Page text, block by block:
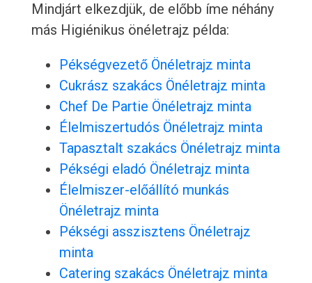
Mindjárt elkezdjük, de előbb íme néhány
más Higiénikus önéletrajz példa:
Pékségvezető Önéletrajz minta
Cukrász szakács Önéletrajz minta
Chef De Partie Önéletrajz minta
Élelmiszertudós Önéletrajz minta
Tapasztalt szakács Önéletrajz minta
Pékségi eladó Önéletrajz minta
Élelmiszer-előállító munkás
Önéletrajz minta
Pékségi asszisztens Önéletrajz
minta
Catering szakács Önéletrajz minta